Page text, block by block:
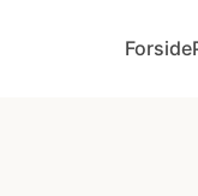
Forside